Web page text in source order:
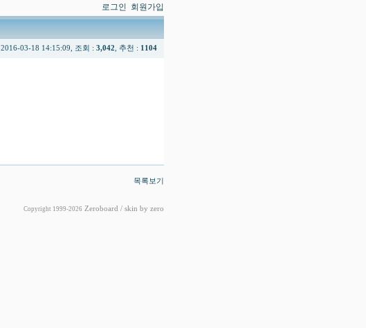
로그인 회원가입
2016-03-18 14:15:09, 조회 : 3,042 , 추천 : 1104
목록보기
Copyright 1999-2026 Zeroboard / skin by zero